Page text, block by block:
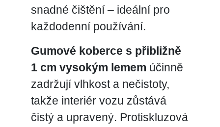
snadné čištění – ideální pro
každodenní používání.
Gumové koberce s přibližně
1 cm vysokým lemem účinně
zadržují vlhkost a nečistoty,
takže interiér vozu zůstává
čistý a upravený. Protiskluzová